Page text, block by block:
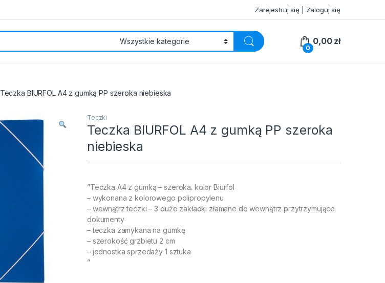
Zarejestruj się | Zaloguj się
0
0,00 zł
Teczka BIURFOL A4 z gumką PP szeroka niebieska
Teczki
Teczka BIURFOL A4 z gumką PP szeroka
niebieska
”Teczka A4 z gumką – szeroka. kolor Biurfol
– wykonana z kolorowego polipropylenu
– wewnątrz teczki – 3 duże zakładki złamane do wewnątrz przytrzymujące
dokumenty
– teczka zamykana na gumkę
– szerokość grzbietu 2 cm
– jednostka sprzedaży 1 sztuka
”